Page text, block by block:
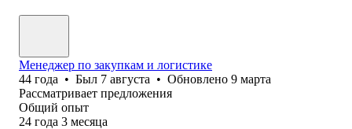
Менеджер по закупкам и логистике
44 года • Был 7 августа • Обновлено 9 марта
Рассматривает предложения
Общий опыт
24 года 3 месяца